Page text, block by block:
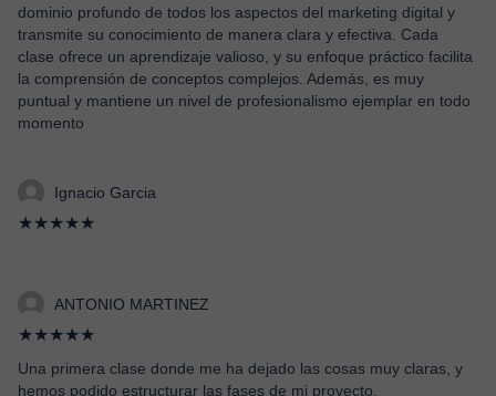
dominio profundo de todos los aspectos del marketing digital y
transmite su conocimiento de manera clara y efectiva. Cada
clase ofrece un aprendizaje valioso, y su enfoque práctico facilita
la comprensión de conceptos complejos. Además, es muy
puntual y mantiene un nivel de profesionalismo ejemplar en todo
momento
Ignacio Garcia
★★★★★
ANTONIO MARTINEZ
★★★★★
Una primera clase donde me ha dejado las cosas muy claras, y
hemos podido estructurar las fases de mi proyecto.